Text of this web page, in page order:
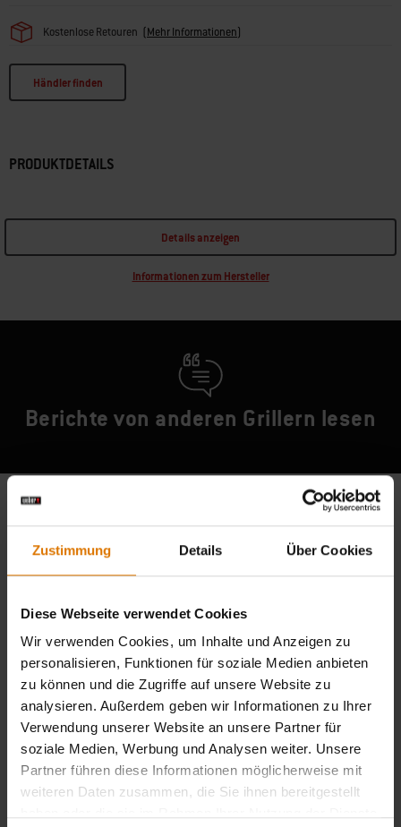
Zustimmung Details Über Cookies
Diese Webseite verwendet Cookies
Wir verwenden Cookies, um Inhalte und Anzeigen zu
personalisieren, Funktionen für soziale Medien anbieten
zu können und die Zugriffe auf unsere Website zu
analysieren. Außerdem geben wir Informationen zu Ihrer
Verwendung unserer Website an unsere Partner für
soziale Medien, Werbung und Analysen weiter. Unsere
Partner führen diese Informationen möglicherweise mit
weiteren Daten zusammen, die Sie ihnen bereitgestellt
Kostenlose Retouren (Mehr Informationen)
Händler finden
PRODUKTDETAILS
Details anzeigen
Informationen zum Hersteller
Berichte von anderen Grillern lesen